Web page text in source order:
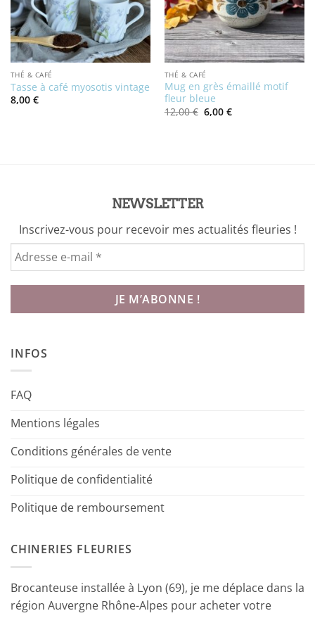
THÉ & CAFÉ
Tasse à café myosotis vintage
8,00 €
THÉ & CAFÉ
Mug en grès émaillé motif
fleur bleue
12,00€ Le
prix
6,00 €Le
prix
NEWSLETTER
Inscrivez-vous pour recevoir mes actualités fleuries !
INFOS
FAQ
Mentions légales
Conditions générales de vente
Politique de confidentialité
Politique de remboursement
CHINERIES FLEURIES
Brocanteuse installée à Lyon (69), je me déplace dans la
région Auvergne Rhône-Alpes pour acheter votre